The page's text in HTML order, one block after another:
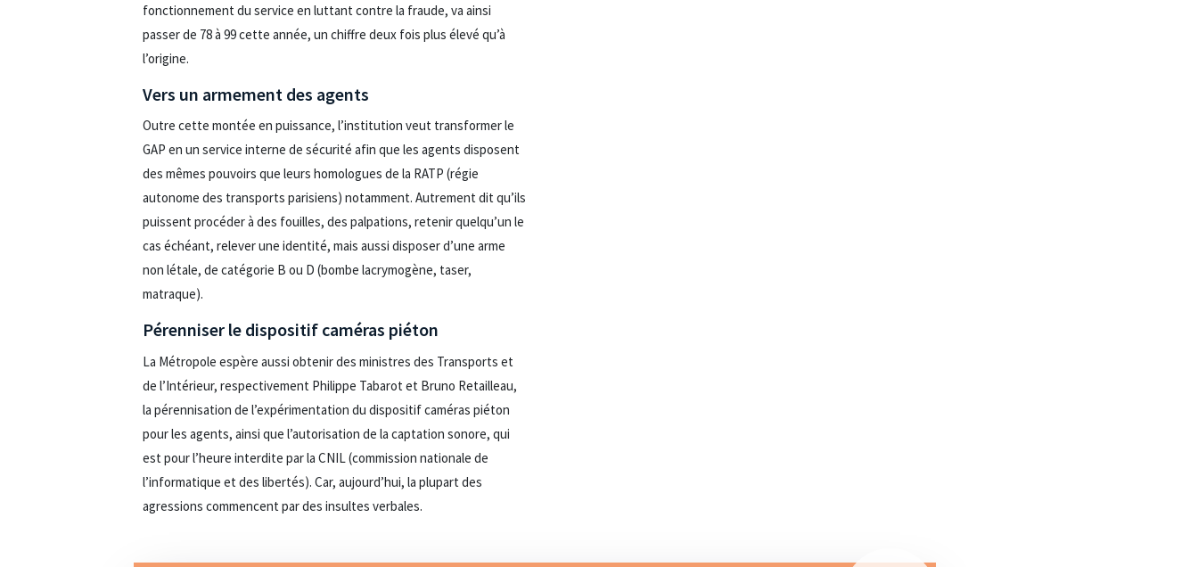
fonctionnement du service en luttant contre la fraude, va ainsi
passer de 78 à 99 cette année, un chiffre deux fois plus élevé qu’à
l’origine.
Vers un armement des agents
Outre cette montée en puissance, l’institution veut transformer le
GAP en un service interne de sécurité afin que les agents disposent
des mêmes pouvoirs que leurs homologues de la RATP (régie
autonome des transports parisiens) notamment. Autrement dit qu’ils
puissent procéder à des fouilles, des palpations, retenir quelqu’un le
cas échéant, relever une identité, mais aussi disposer d’une arme
non létale, de catégorie B ou D (bombe lacrymogène, taser,
matraque).
Pérenniser le dispositif caméras piéton
La Métropole espère aussi obtenir des ministres des Transports et
de l’Intérieur, respectivement Philippe Tabarot et Bruno Retailleau,
la pérennisation de l’expérimentation du dispositif caméras piéton
pour les agents, ainsi que l’autorisation de la captation sonore, qui
est pour l’heure interdite par la CNIL (commission nationale de
l’informatique et des libertés). Car, aujourd’hui, la plupart des
agressions commencent par des insultes verbales.